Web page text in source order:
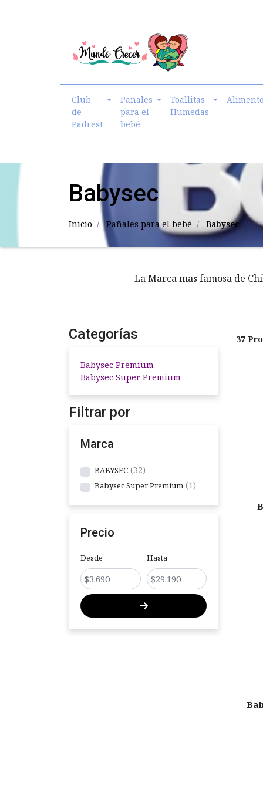
Club
de
Padres!
Pañales
para el
bebé
Toallitas
Humedas
Babysec
Inicio Pañales para el bebé Babysec
La Marca mas famosa de
Categorías
Babysec Premium
Babysec Super Premium
Filtrar por
Marca
BABYSEC 32
Babysec Super Premium 1
Precio
Desde Hasta
37